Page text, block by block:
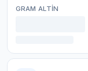
GRAM ALTIN